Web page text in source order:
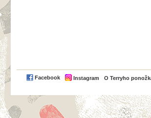
Facebook Instagram O Terryho